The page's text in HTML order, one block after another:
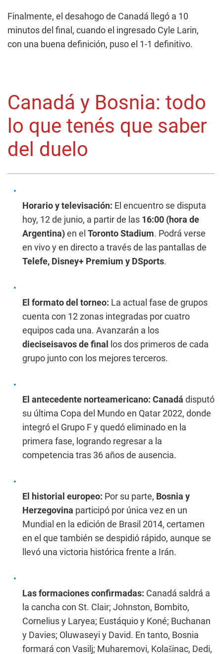
Finalmente, el desahogo de Canadá llegó a 10
minutos del final, cuando el ingresado Cyle Larin,
con una buena definición, puso el 1-1 definitivo.
Canadá y Bosnia: todo
lo que tenés que saber
del duelo
Horario y televisación: El encuentro se disputa
hoy, 12 de junio, a partir de las 16:00 (hora de
Argentina)en el Toronto Stadium. Podrá verse
en vivo y en directo a través de las pantallas de
Telefe, Disney+ Premium y DSports.
El formato del torneo: La actual fase de grupos
cuenta con 12 zonas integradas por cuatro
equipos cada una. Avanzarán a los
dieciseisavos de final
los dos primeros de cada
grupo junto con los mejores terceros.
El antecedente norteamericano: Canadá disputó
su última Copa del Mundo en Qatar 2022, donde
integró el Grupo F y quedó eliminado en la
primera fase, logrando regresar a la
competencia tras 36 años de ausencia.
El historial europeo: Por su parte, Bosnia y
Herzegovina participó por única vez en un
Mundial en la edición de Brasil 2014, certamen
en el que también se despidió rápido, aunque se
llevó una victoria histórica frente a Irán.
Las formaciones confirmadas: Canadá saldrá a
la cancha con St. Clair; Johnston, Bombito,
Cornelius y Laryea; Eustáquio y Koné; Buchanan
y Davies; Oluwaseyi y David. En tanto, Bosnia
formará con Vasilj; Muharemovi, Kolašinac, Dedi,